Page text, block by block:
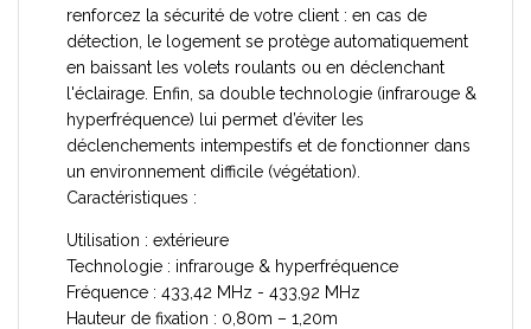
renforcez la sécurité de votre client : en cas de
détection, le logement se protège automatiquement
en baissant les volets roulants ou en déclenchant
l'éclairage. Enfin, sa double technologie (infrarouge &
hyperfréquence) lui permet d’éviter les
déclenchements intempestifs et de fonctionner dans
un environnement difficile (végétation).
Caractéristiques :
Utilisation : extérieure
Technologie : infrarouge & hyperfréquence
Fréquence : 433,42 MHz - 433,92 MHz
Hauteur de fixation : 0,80m – 1,20m